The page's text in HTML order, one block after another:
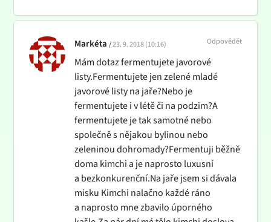
Markéta 23. 9. 2018 (10:16)
Mám dotaz fermentujete javorové
listy.Fermentujete jen zelené mladé
javorové listy na jaře?Nebo je
fermentujete i v létě či na podzim?A
fermentujete je tak samotné nebo
společně s nějakou bylinou nebo
zeleninou dohromady?Fermentuji běžně
doma kimchi a je naprosto luxusní
a bezkonkurenční.Na jaře jsem si dávala
misku Kimchi nalačno každé ráno
a naprosto mne zbavilo úporného
Odpovědět